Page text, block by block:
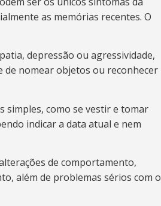
as memórias recentes. O
depressão ou agressividade,
de nomear objetos ou reconhecer
simples, como se vestir e tomar
indicar a data atual e nem
de comportamento,
além de problemas sérios com o